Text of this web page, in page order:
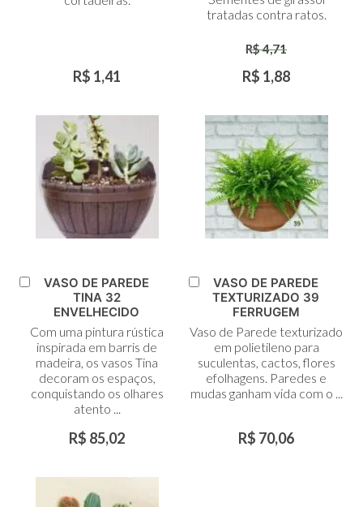
Carrinho
R$ 1,41
Carrinho
tratadas contra ratos.
R$ 4,71
R$ 1,88
Adicionar
VASO DE PAREDE
TINA 32
ENVELHECIDO
Com uma pintura rústica
inspirada em barris de
madeira, os vasos Tina
decoram os espaços,
conquistando os olhares
atento ...
R$ 85,02
Adicionar
VASO DE PAREDE
TEXTURIZADO 39
FERRUGEM
Vaso de Parede texturizado
em polietileno para
suculentas, cactos, flores
efolhagens. Paredes e
mudas ganham vida com o ...
R$ 70,06